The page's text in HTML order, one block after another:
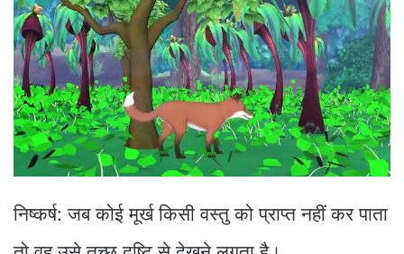
निष्कर्ष: जब कोई मूर्ख किसी वस्तु को प्राप्त नहीं कर पाता